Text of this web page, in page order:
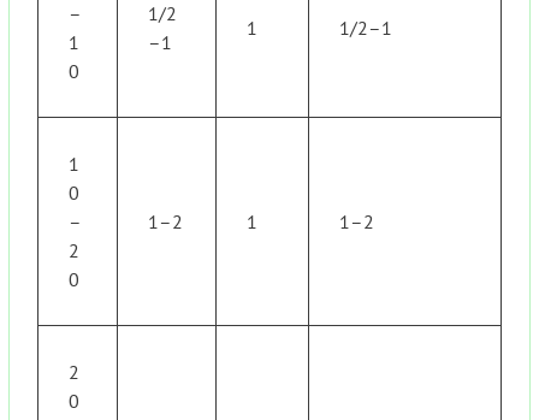
–
1
0
1/2
–1
1 1/2–1
1
0
–
2
0
1–2 1 1–2
2
0